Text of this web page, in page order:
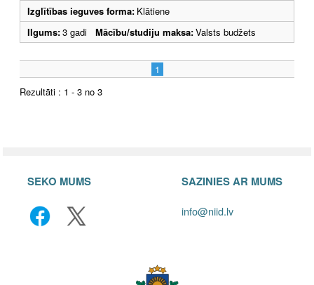
Izglītības ieguves forma: Klātiene
Ilgums:3 gadi Mācību/studiju maksa:Valsts budžets
1
Rezultāti : 1 - 3 no 3
SEKO MUMS SAZINIES AR MUMS
info@niid.lv